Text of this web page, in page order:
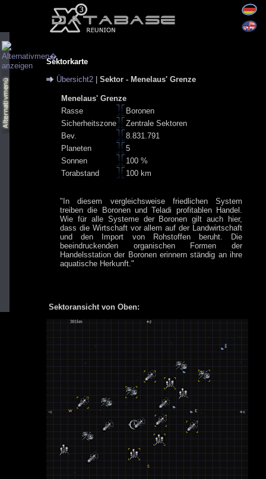
Sektorkarte
Übersicht2
Sektor - Menelaus' Grenze
Menelaus' Grenze
Rasse
Boronen
Sicherheitszone
Zentrale Sektoren
Bev.
8.831.791
Planeten
5
Sonnen
100 %
Torabstand
100 km
"In diesem vergleichsweise friedlichen System
treiben die Boronen und Teladi profitablen Handel.
Wie für alle Systeme der Boronen gilt auch hier,
dass die Wirtschaft vor allem auf der Landwirtschaft
und den Import von Rohstoffen beruht. Die
beeindruckenden organischen Formen der
Handelsstation der Boronen erinnern ständig an ihre
aquatische Herkunft."
Sektoransicht von Oben: